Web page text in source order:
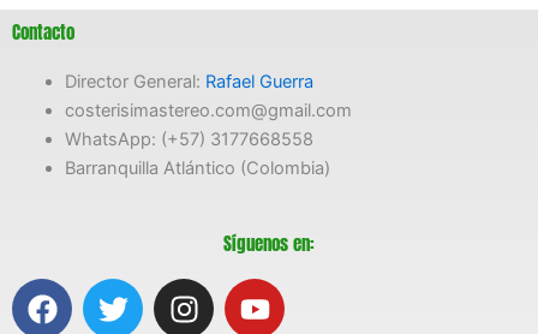
Contacto
Director General: Rafael Guerra
costerisimastereo.com@gmail.com
WhatsApp: (+57) 3177668558
Barranquilla Atlántico (Colombia)
Síguenos en:
F
a
T
w
I
n
Y
o